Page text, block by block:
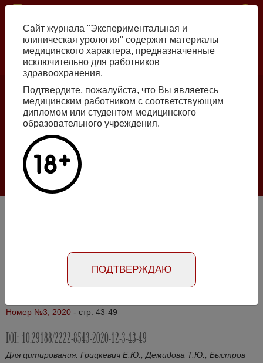
Перейти
основному
содержанию
Номер №2, 2026
Галлюцинации больших языковых моделей
в клинической урологии
железы агонистами ЛГРГ
Номер №3, 2020 - стр. 43-49
Абстракт на русском языке
DOI: 10.29188/2222-8543-2020-12-3-43-49
Для цитирования: Грицкевич Е.Ю., Демидова Т.Ю., Быстров
Сайт журнала "Экспериментальная и
клиническая урология" содержит материалы
медицинского характера, предназначенные
исключительно для работников
здравоохранения.
Подтвердите, пожалуйста, что Вы являетесь
медицинским работником с соответствующим
дипломом или студентом медицинского
образовательного учреждения.
ПОДТВЕРЖДАЮ